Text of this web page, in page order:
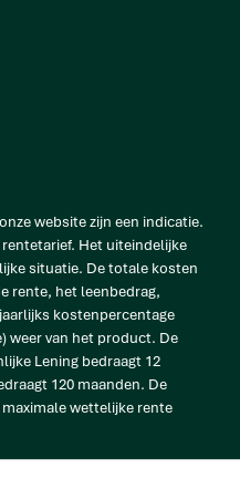
website zijn een indicatie.
Het uiteindelijke
situatie. De totale kosten
rente, het leenbedrag,
kostenpercentage
weer van het product. De
Lening bedraagt 12
120 maanden. De
wettelijke rente